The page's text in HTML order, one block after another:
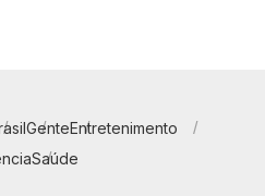
GenteEntretenimento
Saúde